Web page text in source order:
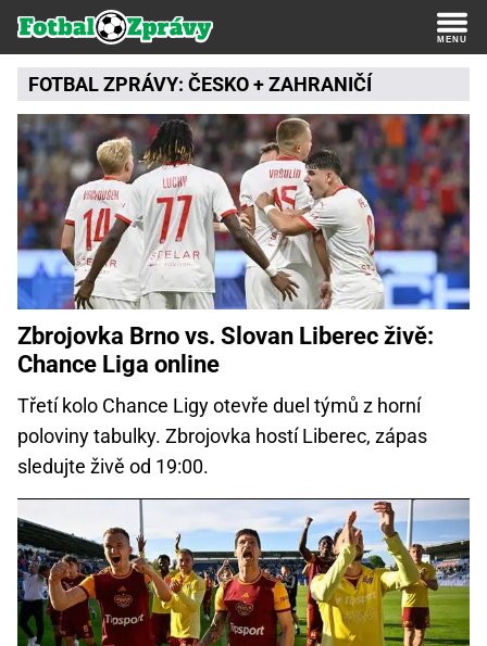
FOTBAL ZPRÁVY: ČESKO+ZAHRANIČÍ
Zbrojovka Brno vs. Slovan Liberec živě:
Chance Liga online
Třetí kolo Chance Ligy otevře duel týmů z horní
poloviny tabulky. Zbrojovka hostí Liberec, zápas
sledujte živě od 19:00.